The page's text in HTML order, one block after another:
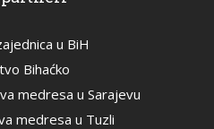
u BiH
Bihaćko
medresa u Sarajevu
medresa u Tuzli